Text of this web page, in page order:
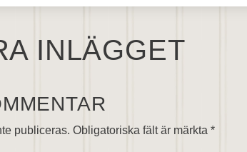
INLÄGGET
publiceras. Obligatoriska fält är märkta *